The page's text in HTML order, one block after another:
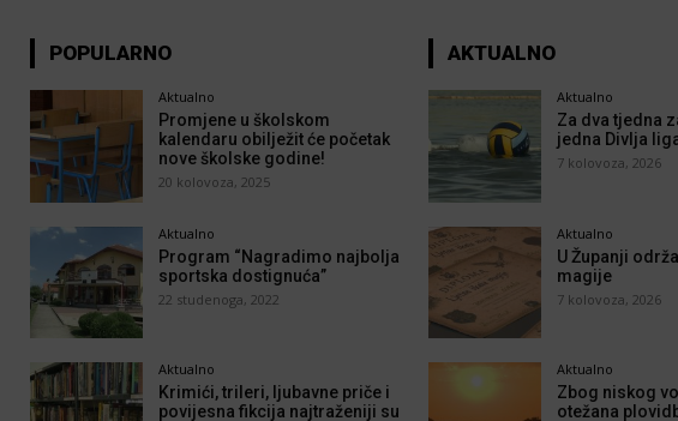
POPULARNO
Aktualno
Promjene u školskom
kalendaru obilježit će početak
nove školske godine!
20 kolovoza, 2025
Aktualno
Program “Nagradimo najbolja
sportska dostignuća”
22 studenoga, 2022
Aktualno
Krimići, trileri, ljubavne priče i
povijesna fikcija najtraženiji su
AKTUALNO
Aktualno
Za dva tjedna
jedna Divlja
7 kolovoza, 2026
Aktualno
U Županji
magije
7 kolovoza, 2026
Aktualno
Zbog niskog
otežana